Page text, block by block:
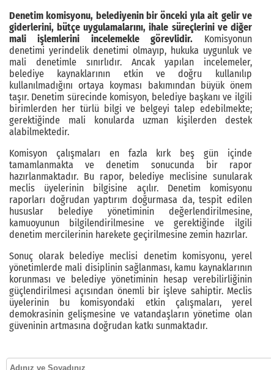
Denetim komisyonu, belediyenin bir önceki yıla ait gelir ve
giderlerini, bütçe uygulamalarını, ihale süreçlerini ve diğer
mali işlemlerini incelemekle görevlidir. Komisyonun
denetimi yerindelik denetimi olmayıp, hukuka uygunluk ve
mali denetimle sınırlıdır. Ancak yapılan incelemeler,
belediye kaynaklarının etkin ve doğru kullanılıp
kullanılmadığını ortaya koyması bakımından büyük önem
taşır. Denetim sürecinde komisyon, belediye başkanı ve ilgili
birimlerden her türlü bilgi ve belgeyi talep edebilmekte;
gerektiğinde mali konularda uzman kişilerden destek
alabilmektedir.
Komisyon çalışmaları en fazla kırk beş gün içinde
tamamlanmakta ve denetim sonucunda bir rapor
hazırlanmaktadır. Bu rapor, belediye meclisine sunularak
meclis üyelerinin bilgisine açılır. Denetim komisyonu
raporları doğrudan yaptırım doğurmasa da, tespit edilen
hususlar belediye yönetiminin değerlendirilmesine,
kamuoyunun bilgilendirilmesine ve gerektiğinde ilgili
denetim mercilerinin harekete geçirilmesine zemin hazırlar.
Sonuç olarak belediye meclisi denetim komisyonu, yerel
yönetimlerde mali disiplinin sağlanması, kamu kaynaklarının
korunması ve belediye yönetiminin hesap verebilirliğinin
güçlendirilmesi açısından önemli bir işleve sahiptir. Meclis
üyelerinin bu komisyondaki etkin çalışmaları, yerel
demokrasinin gelişmesine ve vatandaşların yönetime olan
güveninin artmasına doğrudan katkı sunmaktadır.